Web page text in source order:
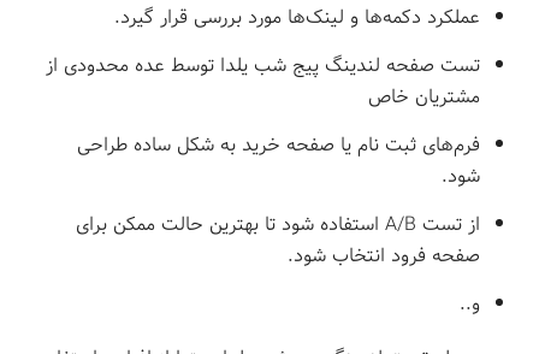
عملکرد دکمه‌ها و لینک‌ها مورد بررسی قرار گیرد.
تست صفحه لندینگ پیج شب یلدا توسط عده محدودی از
مشتریان خاص
فرم‌های ثبت نام یا صفحه خرید به شکل ساده طراحی
شود.
از تست A/B استفاده شود تا بهترین حالت ممکن برای
صفحه فرود انتخاب شود.
و..